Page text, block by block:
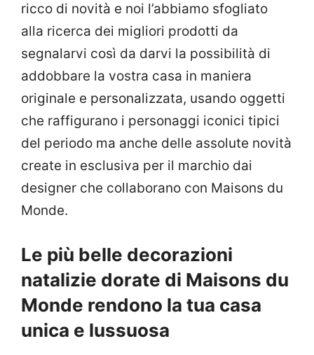
ricco di novità e noi l’abbiamo sfogliato
alla ricerca dei migliori prodotti da
segnalarvi così da darvi la possibilità di
addobbare la vostra casa in maniera
originale e personalizzata, usando oggetti
che raffigurano i personaggi iconici tipici
del periodo ma anche delle assolute novità
create in esclusiva per il marchio dai
designer che collaborano con Maisons du
Monde.
Le più belle decorazioni
natalizie dorate di Maisons du
Monde rendono la tua casa
unica e lussuosa